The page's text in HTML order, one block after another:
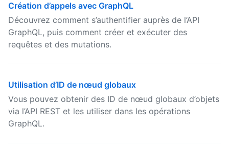
Création d’appels avec GraphQL
Découvrez comment s’authentifier auprès de l’API
GraphQL, puis comment créer et exécuter des
requêtes et des mutations.
Utilisation d’ID de nœud globaux
Vous pouvez obtenir des ID de nœud globaux d’objets
via l’API REST et les utiliser dans les opérations
GraphQL.